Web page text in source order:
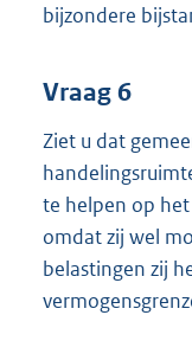
bijzondere
Vraag 6
Ziet u dat
te helpen op
omdat zij wel
belastingen zij